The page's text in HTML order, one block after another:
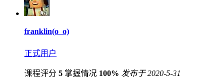
franklin(o_o)
正式用户
课程评分 5 掌握情况 100% 发布于 2020-5-31